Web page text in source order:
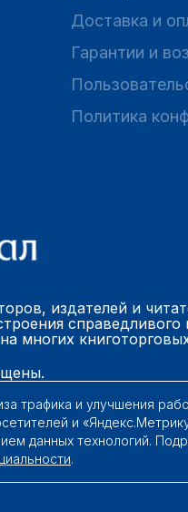
Доставка и
Гарантии и
Политика
издателей и
многих
трафика и улучшения
и
данных технологий.
.